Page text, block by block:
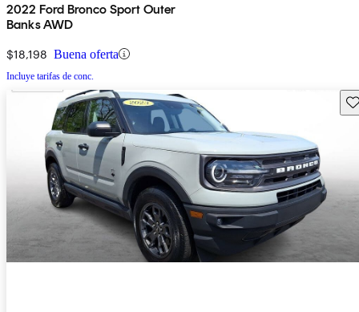
2022 Ford Bronco Sport Outer
Banks AWD
$18,198 Buena oferta
Incluye tarifas de conc.